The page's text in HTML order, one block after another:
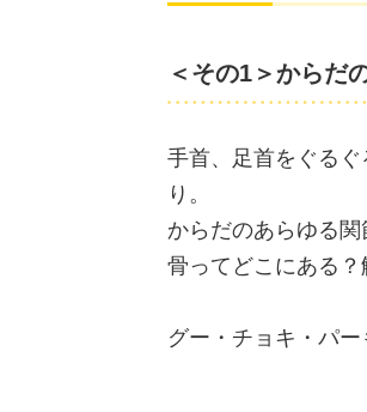
＜その1＞からだ
手首、足首をぐる
り。
からだのあらゆる
骨ってどこにある？
グー・チョキ・パー